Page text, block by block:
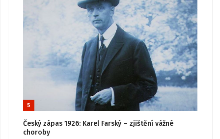
5
Český zápas 1926: Karel Farský – zjištění vážné
choroby